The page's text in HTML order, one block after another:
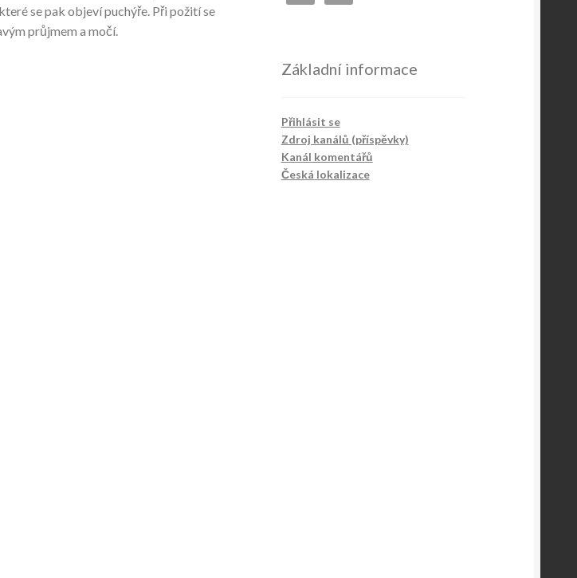
se pak objeví puchýře. Při požití se
průjmem a močí.
Základní informace
Přihlásit se
Zdroj kanálů (příspěvky)
Kanál komentářů
Česká lokalizace